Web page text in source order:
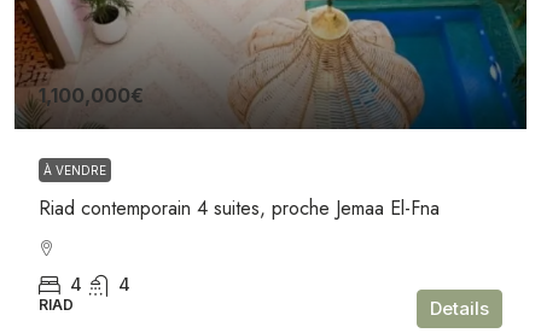
1,100,000€
À VENDRE
Riad contemporain 4 suites, proche Jemaa El-Fna
4 4
RIAD Details